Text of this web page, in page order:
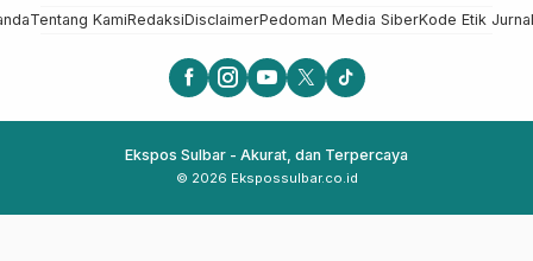
Tentang KamiRedaksiDisclaimerPedoman Media SiberKode Etik
Ekspos Sulbar - Akurat, dan Terpercaya
© 2026 Ekspossulbar.co.id